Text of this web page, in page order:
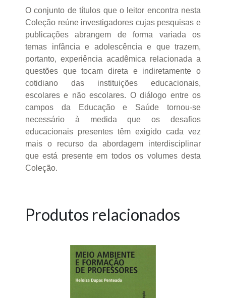
O conjunto de títulos que o leitor encontra nesta
Coleção reúne investigadores cujas pesquisas e
publicações abrangem de forma variada os
temas infância e adolescência e que trazem,
portanto, experiência acadêmica relacionada a
questões que tocam direta e indiretamente o
cotidiano das instituições educacionais,
escolares e não escolares. O diálogo entre os
campos da Educação e Saúde tornou-se
necessário à medida que os desafios
educacionais presentes têm exigido cada vez
mais o recurso da abordagem interdisciplinar
que está presente em todos os volumes desta
Coleção.
Produtos relacionados